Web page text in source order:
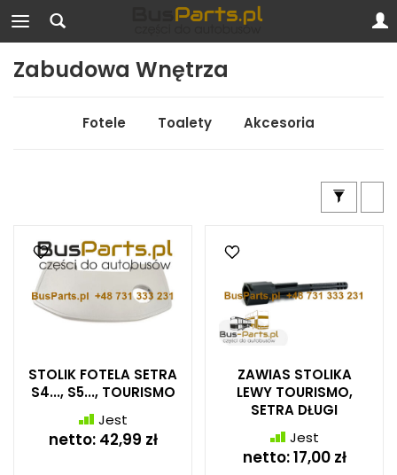
Zabudowa Wnętrza
Fotele Toalety Akcesoria
STOLIK FOTELA SETRA
S4..., S5..., TOURISMO
Jest
netto: 42,99 zł
ZAWIAS STOLIKA
LEWY TOURISMO,
SETRA DŁUGI
Jest
netto:17,00 zł